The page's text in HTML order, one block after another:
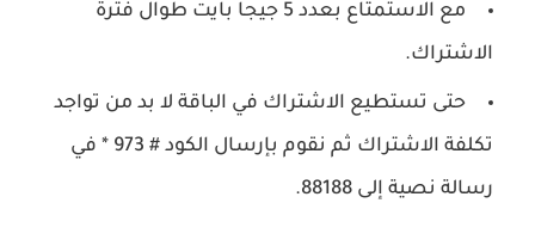
مع الاستمتاع بعدد 5 جيجا بايت طوال فترة
الاشتراك.
حتى تستطيع الاشتراك في الباقة لا بد من تواجد
تكلفة الاشتراك ثم نقوم بإرسال الكود # 973 * في
رسالة نصية إلى 88188.